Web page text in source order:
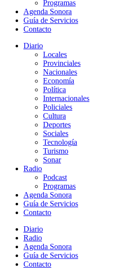
Programas
Agenda Sonora
Guía de Servicios
Contacto
Diario
Locales
Provinciales
Nacionales
Economía
Política
Internacionales
Policiales
Cultura
Deportes
Sociales
Tecnología
Turismo
Sonar
Radio
Podcast
Programas
Agenda Sonora
Guía de Servicios
Contacto
Diario
Radio
Agenda Sonora
Guía de Servicios
Contacto